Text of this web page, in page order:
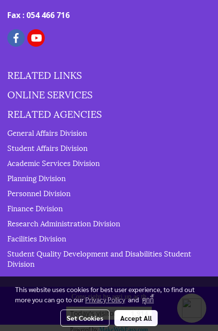
Fax : 054 466 716
RELATED LINKS
ONLINE SERVICES
RELATED AGENCIES
General Affairs Division
Student Affairs Division
Academic Services Division
Planning Division
Personnel Division
Finance Division
Research Administration Division
Facilities Division
Student Quality Development and Disabilities Student
Division
Copy right by agri.up.ac.th
Today's visitor 1,914
Powered by MakeWebEasy.com
This website uses cookies for best user experience, to find out
more you can go to ourPrivacy Policyandคุกกี้
Set Cookies Accept All